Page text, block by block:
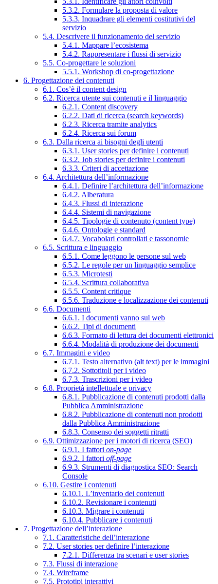
5.3.2. Formulare la proposta di valore
5.3.3. Inquadrare gli elementi costitutivi del
servizio
5.4. Descrivere il funzionamento del servizio
5.4.1. Mappare l’ecosistema
5.4.2. Rappresentare i flussi di servizio
5.5. Co-progettare le soluzioni
5.5.1. Workshop di co-progettazione
6. Progettazione dei contenuti
6.1. Cos’è il content design
6.2. Ricerca utente sui contenuti e il linguaggio
6.2.1. Content discovery
6.2.2. Dati di ricerca (search keywords)
6.2.3. Ricerca tramite analytics
6.2.4. Ricerca sui forum
6.3. Dalla ricerca ai bisogni degli utenti
6.3.1. User stories per definire i contenuti
6.3.2. Job stories per definire i contenuti
6.3.3. Criteri di accettazione
6.4. Architettura dell’informazione
6.4.1. Definire l’architettura dell’informazione
6.4.2. Alberatura
6.4.3. Flussi di interazione
6.4.4. Sistemi di navigazione
6.4.5. Tipologie di contenuto (content type)
6.4.6. Ontologie e standard
6.4.7. Vocabolari controllati e tassonomie
6.5. Scrittura e linguaggio
6.5.1. Come leggono le persone sul web
6.5.2. Le regole per un linguaggio semplice
6.5.3. Microtesti
6.5.4. Scrittura collaborativa
6.5.5. Content critique
6.5.6. Traduzione e localizzazione dei contenuti
6.6. Documenti
6.6.1. I documenti vanno sul web
6.6.2. Tipi di documenti
6.6.3. Formato di lettura dei documenti elettronici
6.6.4. Modalità di produzione dei documenti
6.7. Immagini e video
6.7.1. Testo alternativo (alt text) per le immagini
6.7.2. Sottotitoli per i video
6.7.3. Trascrizioni per i video
6.8. Proprietà intellettuale e privacy
6.8.1. Pubblicazione di contenuti prodotti dalla
Pubblica Amministrazione
6.8.2. Pubblicazione di contenuti non prodotti
dalla Pubblica Amministrazione
6.8.3. Consenso dei soggetti ritratti
6.9. Ottimizzazione per i motori di ricerca (SEO)
6.9.1. I fattori on-page
6.9.2. I fattori off-page
6.9.3. Strumenti di diagnostica SEO: Search
Console
6.10. Gestire i contenuti
6.10.1. L’inventario dei contenuti
6.10.2. Revisionare i contenuti
6.10.3. Migrare i contenuti
6.10.4. Pubblicare i contenuti
7. Progettazione dell’interazione
7.1. Caratteristiche dell’interazione
7.2. User stories per definire l’interazione
7.2.1. Differenza tra scenari e user stories
7.3. Flussi di interazione
7.4. Wireframe
7.5. Prototipi interattivi